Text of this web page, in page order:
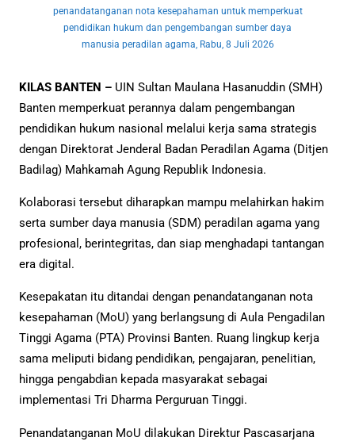
penandatanganan nota kesepahaman untuk memperkuat
pendidikan hukum dan pengembangan sumber daya
manusia peradilan agama, Rabu, 8 Juli 2026
KILAS BANTEN – UIN Sultan Maulana Hasanuddin (SMH)
Banten memperkuat perannya dalam pengembangan
pendidikan hukum nasional melalui kerja sama strategis
dengan Direktorat Jenderal Badan Peradilan Agama (Ditjen
Badilag) Mahkamah Agung Republik Indonesia.
Kolaborasi tersebut diharapkan mampu melahirkan hakim
serta sumber daya manusia (SDM) peradilan agama yang
profesional, berintegritas, dan siap menghadapi tantangan
era digital.
Kesepakatan itu ditandai dengan penandatanganan nota
kesepahaman (MoU) yang berlangsung di Aula Pengadilan
Tinggi Agama (PTA) Provinsi Banten. Ruang lingkup kerja
sama meliputi bidang pendidikan, pengajaran, penelitian,
hingga pengabdian kepada masyarakat sebagai
implementasi Tri Dharma Perguruan Tinggi.
Penandatanganan MoU dilakukan Direktur Pascasarjana